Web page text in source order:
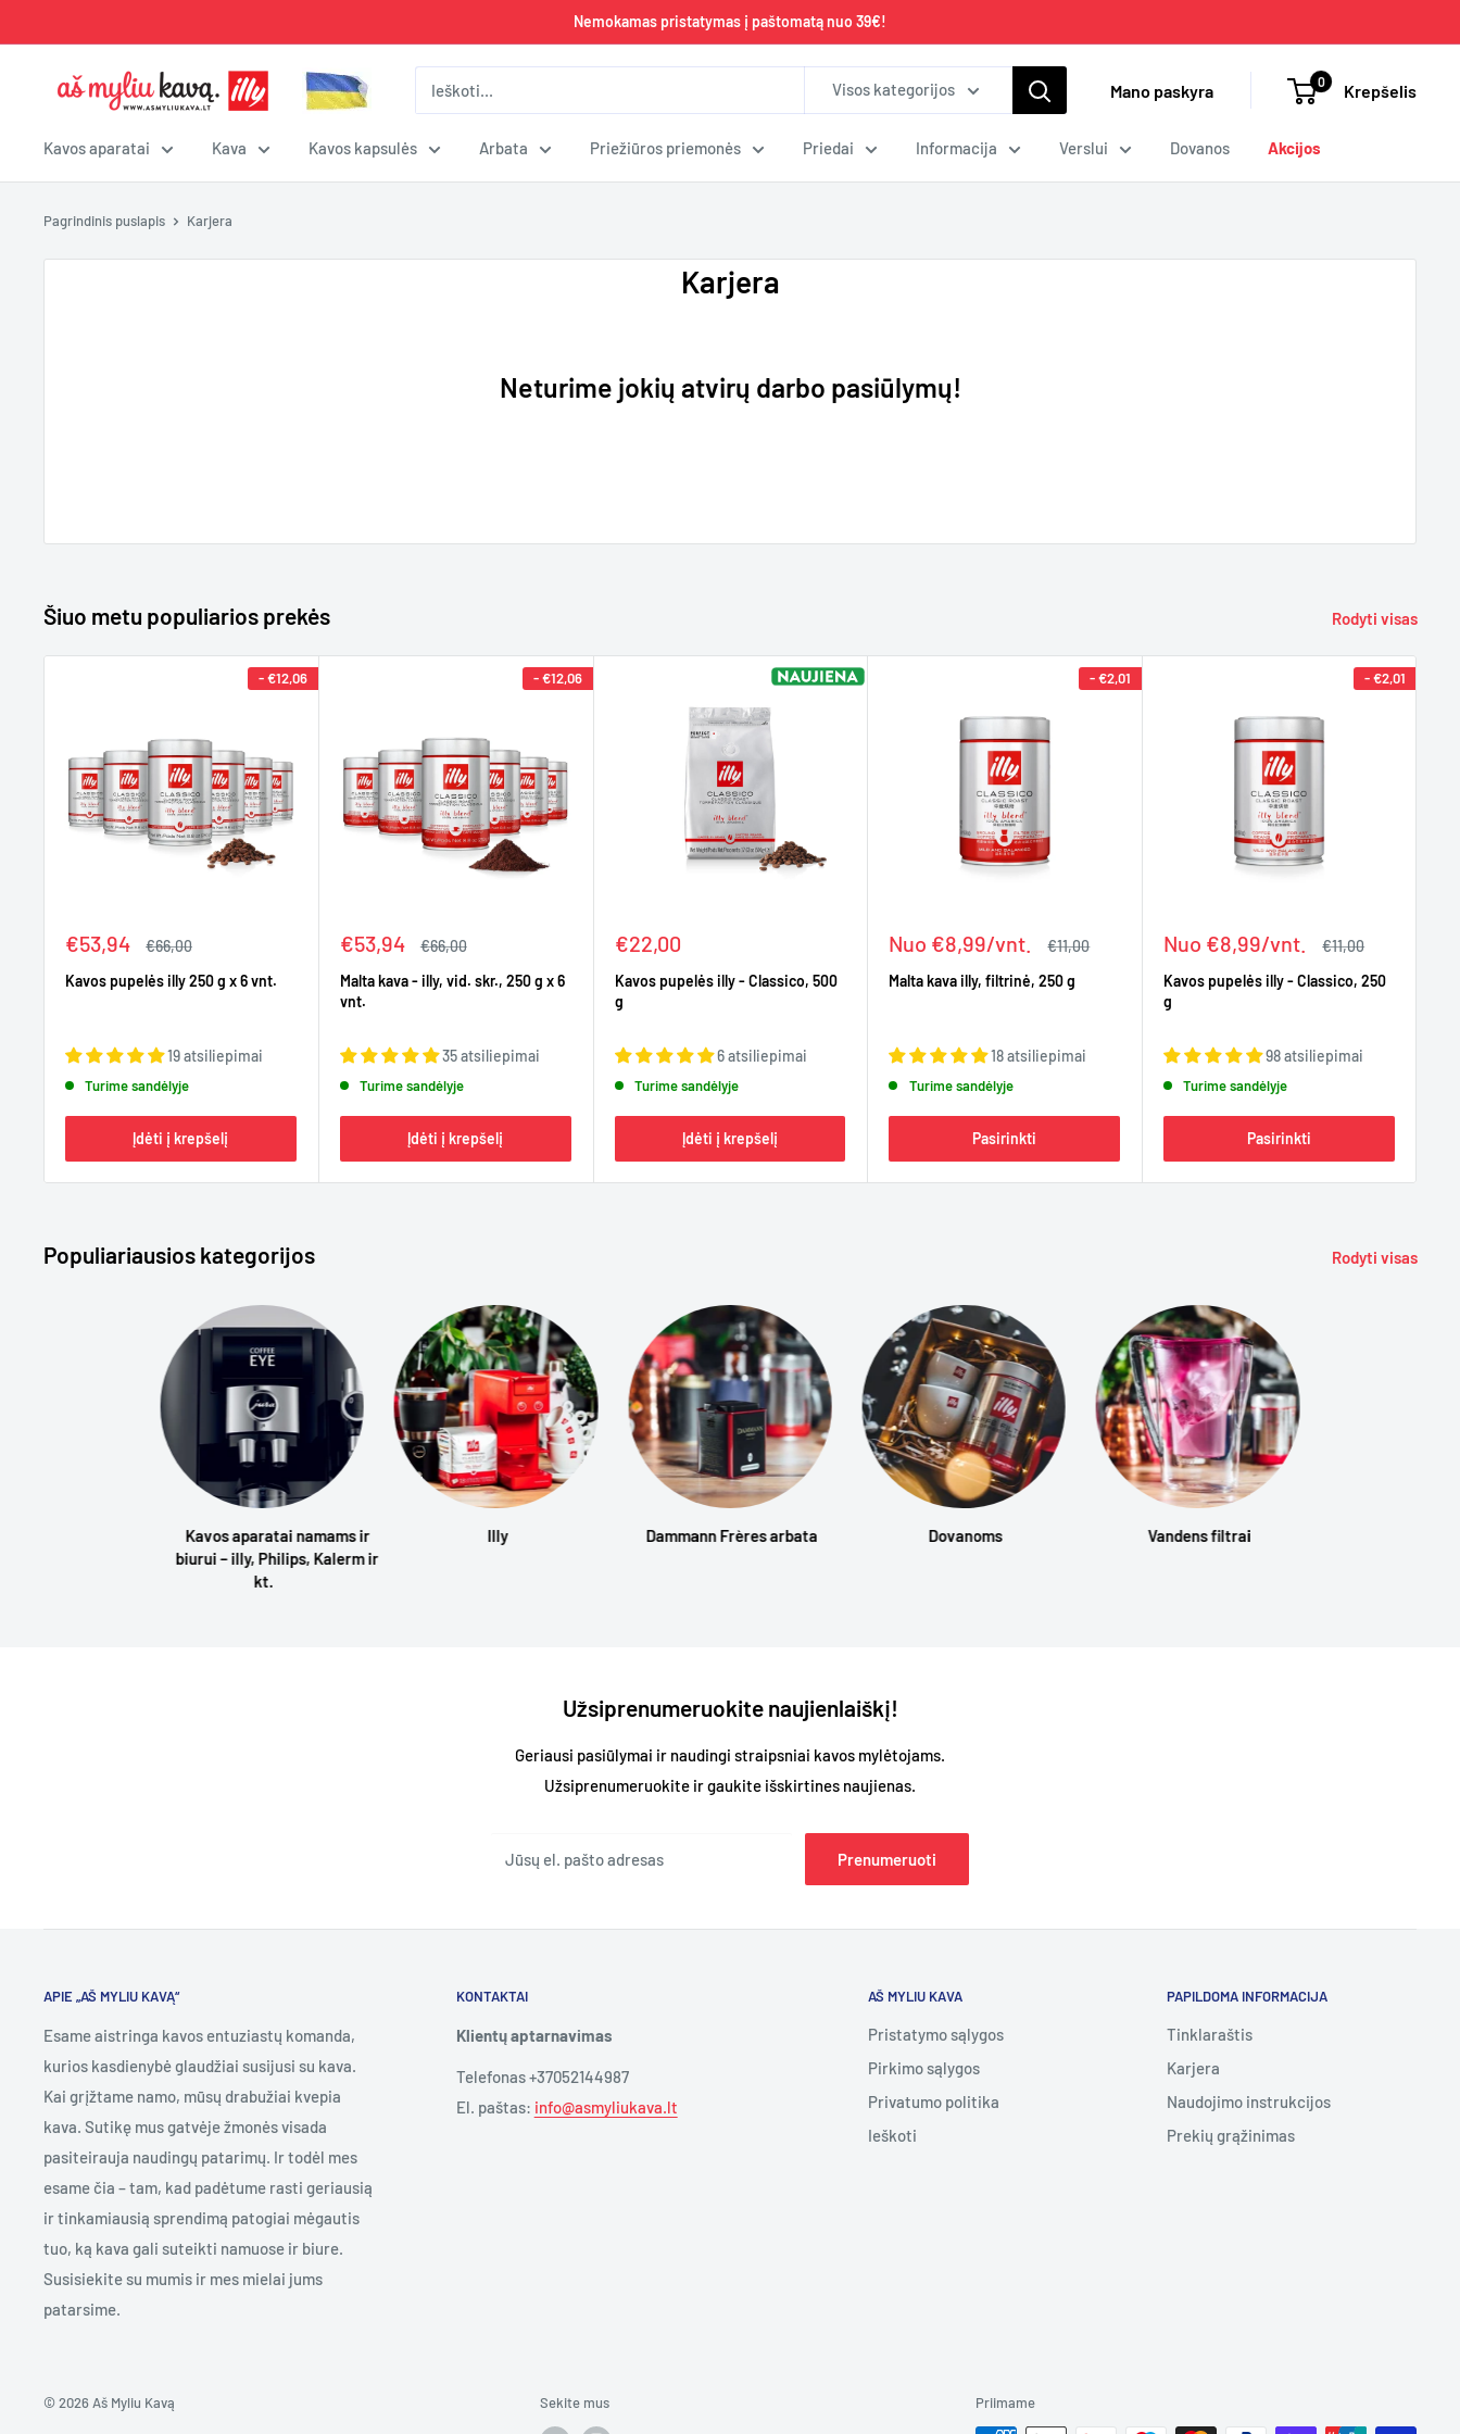
prie
Nemokamas pristatymas į paštomatą nuo 39€!
Aš
Kavą
Visos kategorijos Mano paskyra 0 Krepšelis
Kavos aparatai Kava Kavos kapsulės Arbata Priežiūros priemonės Priedai Informacija Verslui Dovanos Akcijos
Pagrindinis puslapis Karjera
Karjera
Neturime jokių atvirų darbo pasiūlymų!
Šiuo metu populiarios prekės Rodyti visas
-€12,06
Kaina
€53,94
Įprasta
€66,00
Kavos pupelės illy 250 g x 6 vnt.
19 atsiliepimai
Turime sandėlyje
Įdėti į krepšelį
-€12,06
Kaina
€53,94
Įprasta
€66,00
Malta kava - illy, vid. skr., 250 g x 6
vnt.
35 atsiliepimai
Turime sandėlyje
Įdėti į krepšelį
Kaina
€22,00
Kavos pupelės illy - Classico, 500
g
6 atsiliepimai
Turime sandėlyje
Įdėti į krepšelį
-€2,01
Kaina
Nuo €8,99/vnt.
Įprasta
€11,00
Malta kava illy, filtrinė, 250 g
18 atsiliepimai
Turime sandėlyje
Pasirinkti
-€2,01
Kaina
Nuo €8,99/vnt.
Įprasta
€11,00
Kavos pupelės illy - Classico, 250
g
98 atsiliepimai
Turime sandėlyje
Pasirinkti
Populiariausios kategorijos Rodyti visas
Kavos aparatai namams ir
biurui – illy, Philips, Kalerm ir
kt.
Illy Dammann Frères arbata Dovanoms Vandens filtrai
Užsiprenumeruokite naujienlaiškį!
Geriausi pasiūlymai ir naudingi straipsniai kavos mylėtojams.
Užsiprenumeruokite ir gaukite išskirtines naujienas.
Jūsų el. pašto adresas Prenumeruoti
APIE „AŠ MYLIU KAVĄ“
Esame aistringa kavos entuziastų komanda,
kurios kasdienybė glaudžiai susijusi su kava.
Kai grįžtame namo, mūsų drabužiai kvepia
kava. Sutikę mus gatvėje žmonės visada
pasiteirauja naudingų patarimų. Ir todėl mes
esame čia – tam, kad padėtume rasti geriausią
ir tinkamiausią sprendimą patogiai mėgautis
tuo, ką kava gali suteikti namuose ir biure.
Susisiekite su mumis ir mes mielai jums
patarsime.
KONTAKTAI
Klientų aptarnavimas
Telefonas +37052144987
El. paštas: info@asmyliukava.lt
AŠ MYLIU KAVA
Pristatymo sąlygos
Pirkimo sąlygos
Privatumo politika
Ieškoti
PAPILDOMA INFORMACIJA
Tinklaraštis
Karjera
Naudojimo instrukcijos
Prekių grąžinimas
© 2026 Aš Myliu Kavą Sekite mus Priimame